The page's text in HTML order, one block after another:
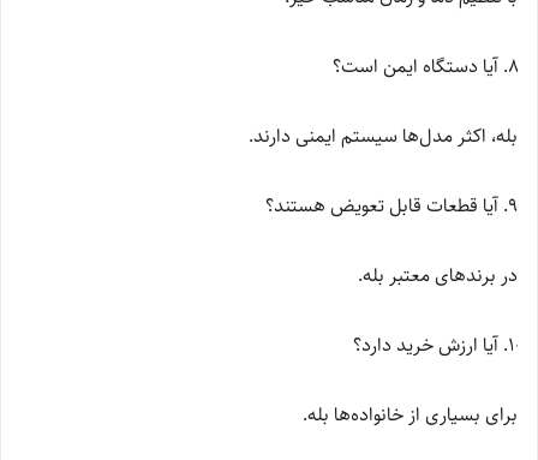
آیا دستگاه ایمن است؟
بله، اکثر مدل‌ها سیستم ایمنی دارند.
آیا قطعات قابل تعویض هستند؟
در برندهای معتبر بله.
آیا ارزش خرید دارد؟
برای بسیاری از خانواده‌ها بله.